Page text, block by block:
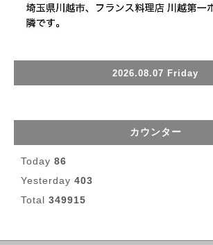
2026.08.07 Friday
カウンター
Today 86
Yesterday 403
Total 349915